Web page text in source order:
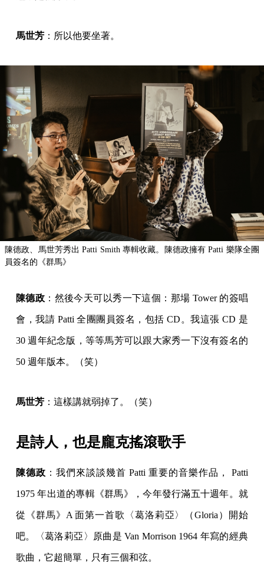
馬世芳 ：所以他要坐著。
陳德政、馬世芳秀出 Patti Smith 專輯收藏。陳德政擁有 Patti 樂隊全團
員簽名的《群馬》
陳德政 ：然後今天可以秀一下這個：那場 Tower 的簽唱
會，我請 Patti 全團團員簽名，包括 CD。我這張 CD 是
30 週年紀念版，等等馬芳可以跟大家秀一下沒有簽名的
50 週年版本。（笑）
馬世芳 ：這樣講就弱掉了。（笑）
是詩人，也是龐克搖滾歌手
陳德政 ：我們來談談幾首 Patti 重要的音樂作品， Patti
1975 年出道的專輯《群馬》，今年發行滿五十週年。就
從《群馬》A 面第一首歌〈葛洛莉亞〉（Gloria）開始
吧。〈葛洛莉亞〉原曲是 Van Morrison 1964 年寫的經典
歌曲，它超簡單，只有三個和弦。